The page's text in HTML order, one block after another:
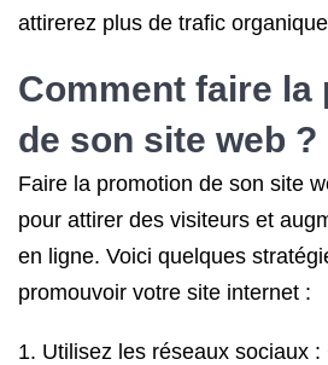
attirerez plus de trafic
Comment faire la
de son site web ?
Faire la promotion de son site
pour attirer des visiteurs et
en ligne. Voici quelques
promouvoir votre site internet :
Utilisez les réseaux sociaux